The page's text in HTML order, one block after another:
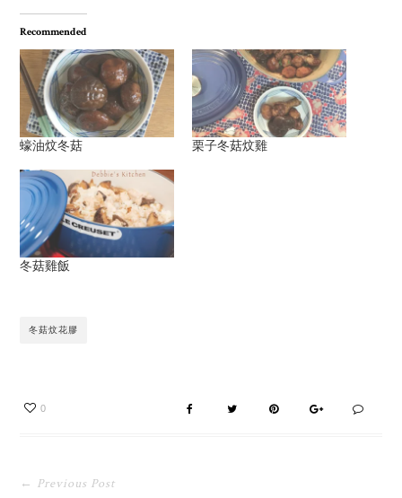
Recommended
蠔油炆冬菇 栗子冬菇炆雞
冬菇雞飯
冬菇炆花膠
0
← Previous Post